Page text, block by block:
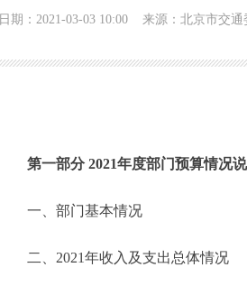
日期：2021-03-03 10:00 来源：北京市交通
第一部分 2021年度部门预算情况
一、部门基本情况
二、2021年收入及支出总体情况